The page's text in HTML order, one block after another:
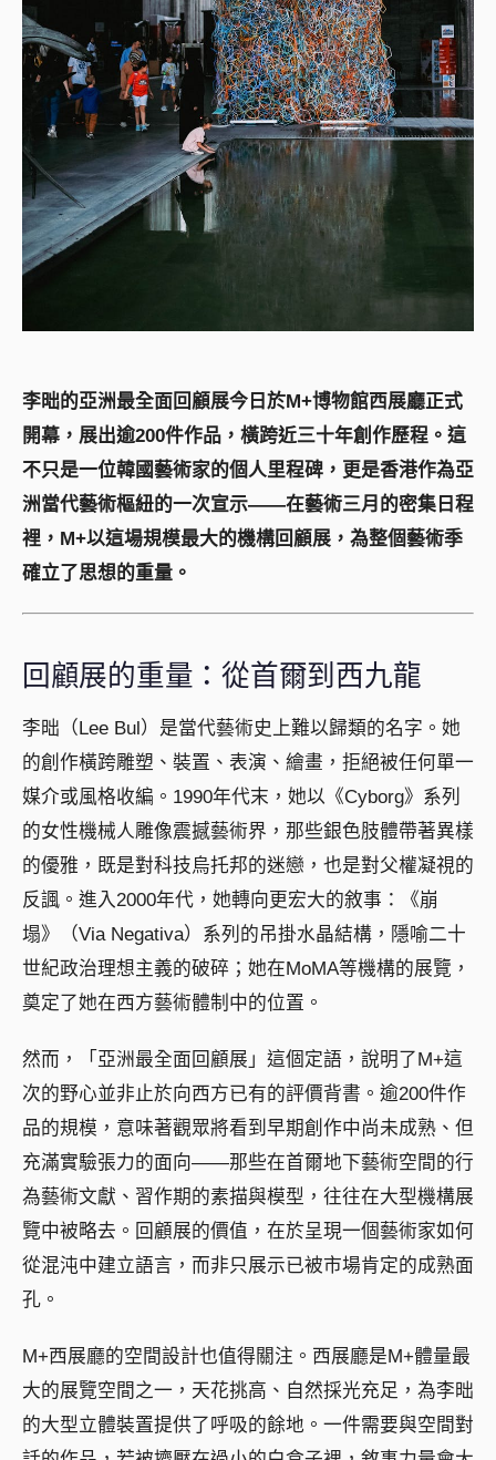
李昢的亞洲最全面回顧展今日於M+博物館西展廳正式
開幕，展出逾200件作品，橫跨近三十年創作歷程。這
不只是一位韓國藝術家的個人里程碑，更是香港作為亞
洲當代藝術樞紐的一次宣示——在藝術三月的密集日程
裡，M+以這場規模最大的機構回顧展，為整個藝術季
確立了思想的重量。
回顧展的重量：從首爾到西九龍
李昢（Lee Bul）是當代藝術史上難以歸類的名字。她
的創作橫跨雕塑、裝置、表演、繪畫，拒絕被任何單一
媒介或風格收編。1990年代末，她以《Cyborg》系列
的女性機械人雕像震撼藝術界，那些銀色肢體帶著異樣
的優雅，既是對科技烏托邦的迷戀，也是對父權凝視的
反諷。進入2000年代，她轉向更宏大的敘事：《崩
塌》（Via Negativa）系列的吊掛水晶結構，隱喻二十
世紀政治理想主義的破碎；她在MoMA等機構的展覽，
奠定了她在西方藝術體制中的位置。
然而，「亞洲最全面回顧展」這個定語，說明了M+這
次的野心並非止於向西方已有的評價背書。逾200件作
品的規模，意味著觀眾將看到早期創作中尚未成熟、但
充滿實驗張力的面向——那些在首爾地下藝術空間的行
為藝術文獻、習作期的素描與模型，往往在大型機構展
覽中被略去。回顧展的價值，在於呈現一個藝術家如何
從混沌中建立語言，而非只展示已被市場肯定的成熟面
孔。
M+西展廳的空間設計也值得關注。西展廳是M+體量最
大的展覽空間之一，天花挑高、自然採光充足，為李昢
的大型立體裝置提供了呼吸的餘地。一件需要與空間對